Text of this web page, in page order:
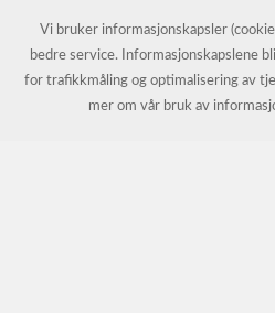
© Grønn Industri AS |
Vi bruker informasjonskapsler
bedre service. Informasjonskapslene
for trafikkmåling og optimalisering av
mer om vår bruk av